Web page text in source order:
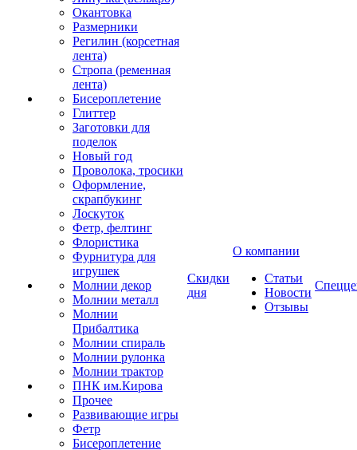
Окантовка
Размерники
Регилин (корсетная
лента)
Стропа (ременная
лента)
Бисероплетение
Глиттер
Заготовки для
поделок
Новый год
Проволока, тросики
Оформление,
скрапбукинг
Лоскуток
Фетр, фелтинг
Флористика
Фурнитура для
игрушек
Молнии декор
Молнии металл
Молнии
Прибалтика
Молнии спираль
Молнии рулонка
Молнии трактор
ПНК им.Кирова
Прочее
Развивающие игры
Фетр
Бисероплетение
Скидки
дня
О компании
Статьи
Новости
Отзывы